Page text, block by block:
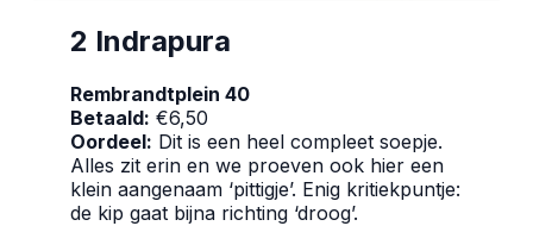
2 Indrapura
Rembrandtplein 40
Betaald: €6,50
Oordeel: Dit is een heel compleet soepje.
Alles zit erin en we proeven ook hier een
klein aangenaam ‘pittigje’. Enig kritiekpuntje:
de kip gaat bijna richting ‘droog’.